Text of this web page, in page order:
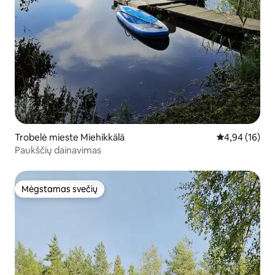
Trobelė mieste Miehikkälä Vidutinis
4,94 (16)
Paukščių dainavimas
Mėgstamas svečių
Mėgstamas svečių